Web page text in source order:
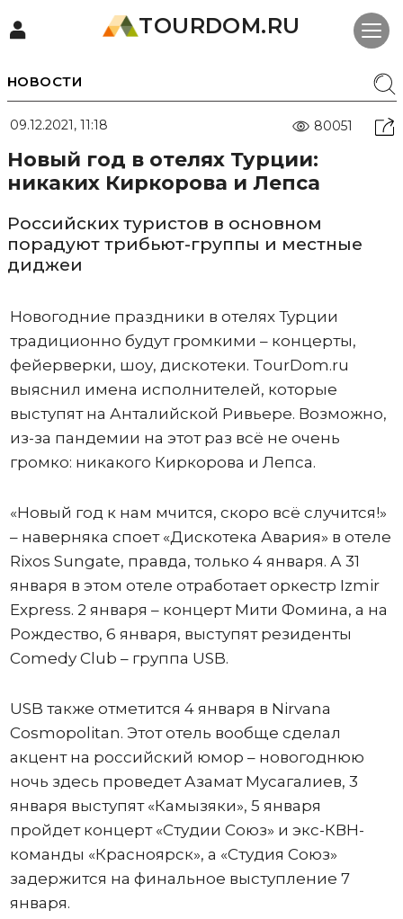
TOURDOM.RU
НОВОСТИ
09.12.2021, 11:18 80051
Новый год в отелях Турции:
никаких Киркорова и Лепса
Российских туристов в основном
порадуют трибьют-группы и местные
диджеи
Новогодние праздники в отелях Турции
традиционно будут громкими – концерты,
фейерверки, шоу, дискотеки. TourDom.ru
выяснил имена исполнителей, которые
выступят на Анталийской Ривьере. Возможно,
из-за пандемии на этот раз всё не очень
громко: никакого Киркорова и Лепса.
«Новый год к нам мчится, скоро всё случится!»
– наверняка споет «Дискотека Авария» в отеле
Rixos Sungate, правда, только 4 января. А 31
января в этом отеле отработает оркестр Izmir
Express. 2 января – концерт Мити Фомина, а на
Рождество, 6 января, выступят резиденты
Comedy Club – группа USB.
USB также отметится 4 января в Nirvana
Cosmopolitan. Этот отель вообще сделал
акцент на российский юмор – новогоднюю
ночь здесь проведет Азамат Мусагалиев, 3
января выступят «Камызяки», 5 января
пройдет концерт «Студии Союз» и экс-КВН-
команды «Красноярск», а «Студия Союз»
задержится на финальное выступление 7
января.